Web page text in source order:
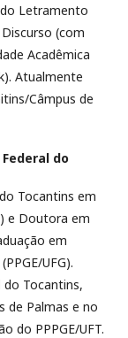
Letramento
(com
Acadêmica
Atualmente
Câmpus de
do
Tocantins em
e Doutora em
em
UFG).
do Tocantins,
de Palmas e no
do PPPGE/UFT.